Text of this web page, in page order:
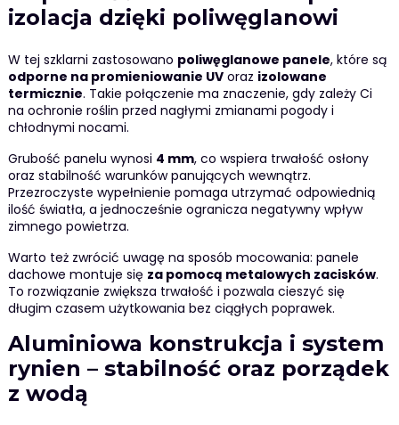
izolacja dzięki poliwęglanowi
W tej szklarni zastosowano poliwęglanowe panele, które są
odporne na promieniowanie UVoraz izolowane
termicznie. Takie połączenie ma znaczenie, gdy zależy Ci
na ochronie roślin przed nagłymi zmianami pogody i
chłodnymi nocami.
Grubość panelu wynosi 4 mm, co wspiera trwałość osłony
oraz stabilność warunków panujących wewnątrz.
Przezroczyste wypełnienie pomaga utrzymać odpowiednią
ilość światła, a jednocześnie ogranicza negatywny wpływ
zimnego powietrza.
Warto też zwrócić uwagę na sposób mocowania: panele
dachowe montuje się za pomocą metalowych zacisków.
To rozwiązanie zwiększa trwałość i pozwala cieszyć się
długim czasem użytkowania bez ciągłych poprawek.
Aluminiowa konstrukcja i system
rynien – stabilność oraz porządek
z wodą